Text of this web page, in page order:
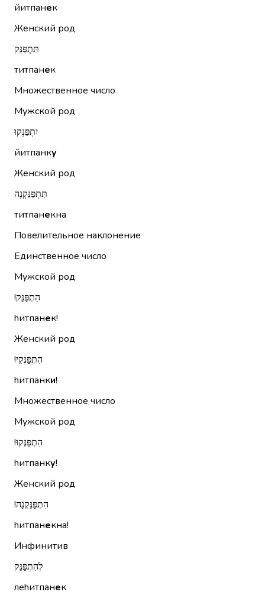
йитпанек
Женский род
תִּתְפַּנֵּק
титпанек
Множественное число
Мужской род
יִתְפַּנְּקוּ
йитпанку
Женский род
תִּתְפַּנֵּקְנָה
титпанекна
Повелительное наклонение
Единственное число
Мужской род
הִתְפַּנֵּק!‏
hитпанек!
Женский род
הִתְפַּנְּקִי!‏
hитпанки!
Множественное число
Мужской род
הִתְפַּנְּקוּ!‏
hитпанку!
Женский род
הִתְפַּנֵּקְנָה!‏
hитпанекна!
Инфинитив
לְהִתְפַּנֵּק
леhитпанек